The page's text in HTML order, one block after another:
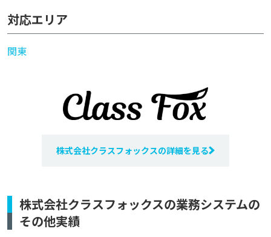
対応エリア
関東
株式会社クラスフォックスの詳細を見る
株式会社クラスフォックスの業務システムの
その他実績